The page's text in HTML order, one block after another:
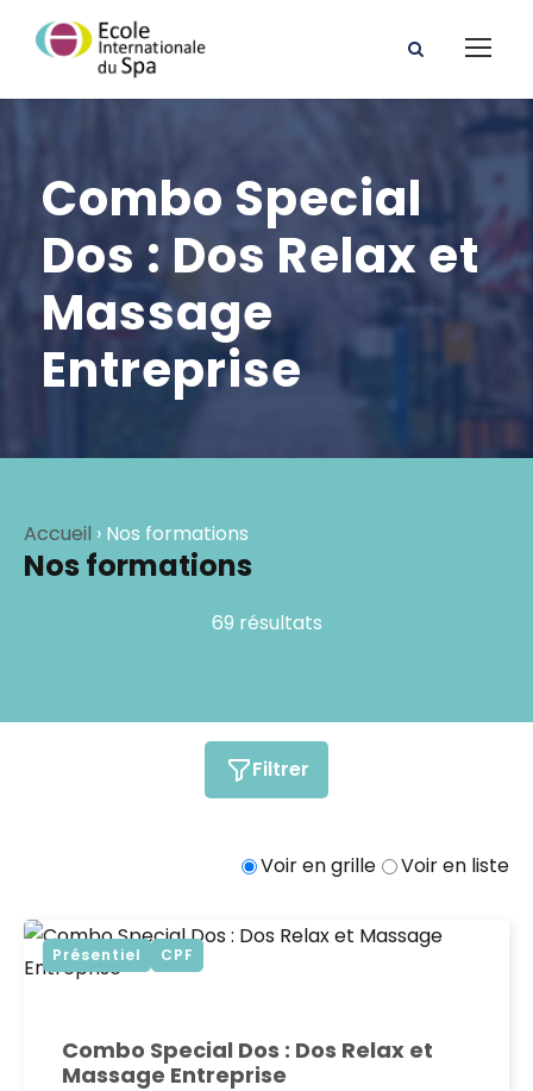
Combo Special
Dos : Dos Relax et
Massage
Entreprise
Accueil › Nos formations
Nos formations
69 résultats
Filtrer
Voir en grille Voir en liste
Présentiel CPF
Combo Special Dos : Dos Relax et
Massage Entreprise